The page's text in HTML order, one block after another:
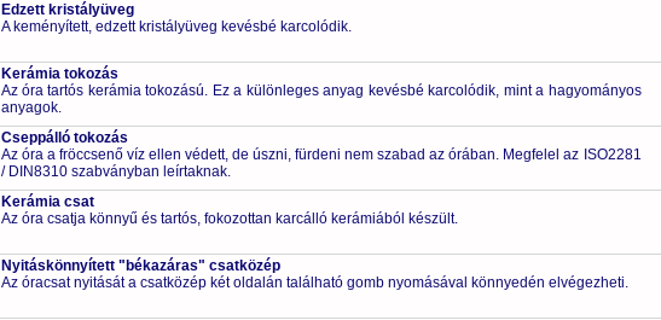
Edzett kristályüveg
A keményített, edzett kristályüveg kevésbé karcolódik.
Kerámia tokozás
Az óra tartós kerámia tokozású. Ez a különleges anyag kevésbé karcolódik, mint a hagyományos
anyagok.
Cseppálló tokozás
Az óra a fröccsenő víz ellen védett, de úszni, fürdeni nem szabad az órában. Megfelel az ISO2281
/ DIN8310 szabványban leírtaknak.
Kerámia csat
Az óra csatja könnyű és tartós, fokozottan karcálló kerámiából készült.
Nyitáskönnyített "békazáras" csatközép
Az óracsat nyitását a csatközép két oldalán található gomb nyomásával könnyedén elvégezheti.